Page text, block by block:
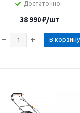
Достаточно
38 990₽/шт
В корзину